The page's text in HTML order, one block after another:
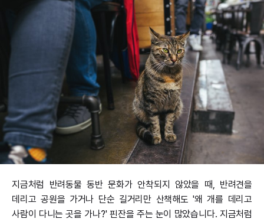
지금처럼 반려동물 동반 문화가 안착되지 않았을 때, 반려견을
데리고 공원을 가거나 단순 길거리만 산책해도 '왜 개를 데리고
사람이 다니는 곳을 가나?' 핀잔을 주는 눈이 많았습니다. 지금처럼